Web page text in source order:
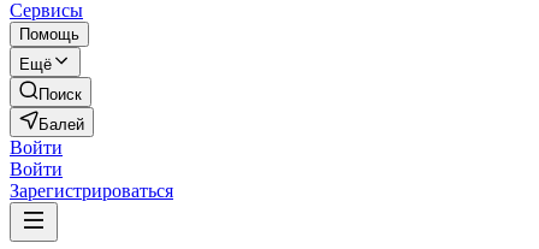
Сервисы
Помощь
Ещё
Поиск
Балей
Войти
Войти
Зарегистрироваться